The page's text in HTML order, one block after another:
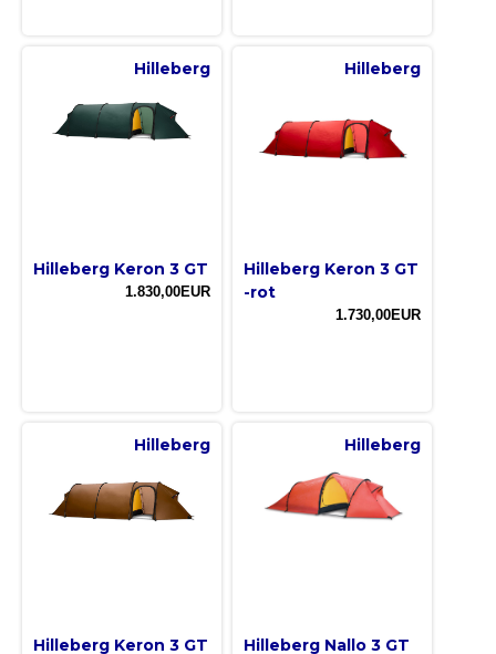
Hilleberg
Hilleberg Keron 3 GT
1.830,00EUR
Hilleberg
Hilleberg Keron 3 GT
-rot
1.730,00EUR
Hilleberg
Hilleberg Keron 3 GT
Hilleberg
Hilleberg Nallo 3 GT